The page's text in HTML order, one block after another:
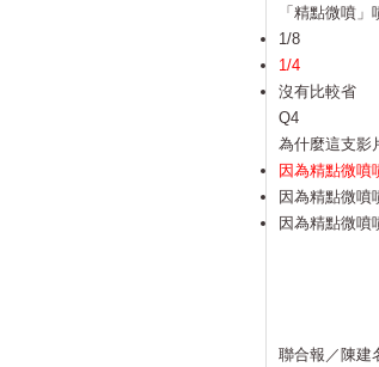
「精點微噴
1/8
1/4
沒有比較省
Q4
為什麼這支影
因為精點微噴
因為精點微噴
因為精點微噴
聯合報／陳建